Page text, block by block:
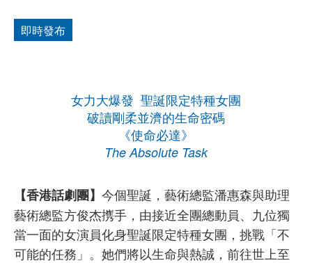
即時發布
女力大爆發 聖誕限定特種女團
破讀剛柔並濟的生命密碼
《使命必達》
The Absolute Task
【香港話劇團】 今個聖誕，藝術總監潘惠森與助理
藝術總監方俊杰㩗手，由接近全團總動員、九位獨
當一面的女演員化身聖誕限定特種女團，挑戰「不
可能的任務」。她們將以生命與熱誠，前往世上至